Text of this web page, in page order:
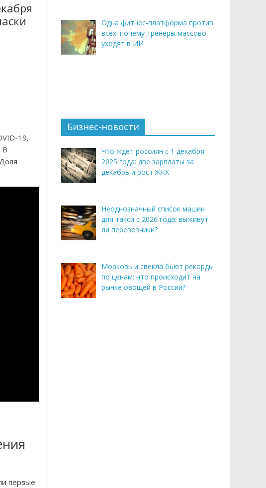
19,
В
первые
Одна фитнес-платформа против
всех: почему тренеры массово
уходят в ИИ
Бизнес-новости
Что ждет россиян с 1 декабря
2025 года: две зарплаты за
декабрь и рост ЖКХ
Неоднозначный список машин
для такси с 2026 года: выживут
ли перевозчики?
Морковь и свекла бьют рекорды
по ценам: что происходит на
рынке овощей в России?